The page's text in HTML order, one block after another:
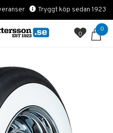
Tryggt köp sedan 1923
0
0